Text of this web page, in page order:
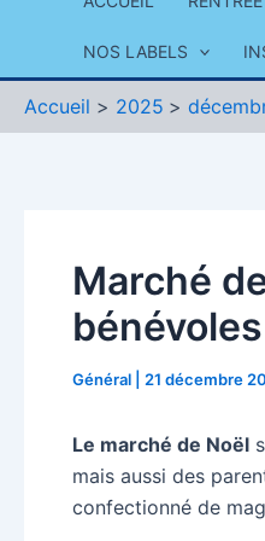
NOS LABELS
Accueil 2025
Marché
bénévoles
Général 21 décembre
Le marché de Noël
mais aussi des
confectionné de